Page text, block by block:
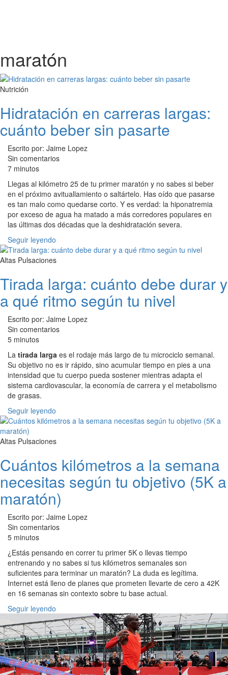
maratón
Nutrición
Hidratación en carreras largas:
cuánto beber sin pasarte
Escrito por: Jaime Lopez
Sin comentarios
7 minutos
Llegas al kilómetro 25 de tu primer maratón y no sabes si beber
en el próximo avituallamiento o saltártelo. Has oído que pasarse
es tan malo como quedarse corto. Y es verdad: la hiponatremia
por exceso de agua ha matado a más corredores populares en
las últimas dos décadas que la deshidratación severa.
Seguir leyendo
Altas Pulsaciones
Tirada larga: cuánto debe durar y
a qué ritmo según tu nivel
Escrito por: Jaime Lopez
Sin comentarios
5 minutos
La tirada larga es el rodaje más largo de tu microciclo semanal.
Su objetivo no es ir rápido, sino acumular tiempo en pies a una
intensidad que tu cuerpo pueda sostener mientras adapta el
sistema cardiovascular, la economía de carrera y el metabolismo
de grasas.
Seguir leyendo
Altas Pulsaciones
Cuántos kilómetros a la semana
necesitas según tu objetivo (5K a
maratón)
Escrito por: Jaime Lopez
Sin comentarios
5 minutos
¿Estás pensando en correr tu primer 5K o llevas tiempo
entrenando y no sabes si tus kilómetros semanales son
suficientes para terminar un maratón? La duda es legítima.
Internet está lleno de planes que prometen llevarte de cero a 42K
en 16 semanas sin contexto sobre tu base actual.
Seguir leyendo